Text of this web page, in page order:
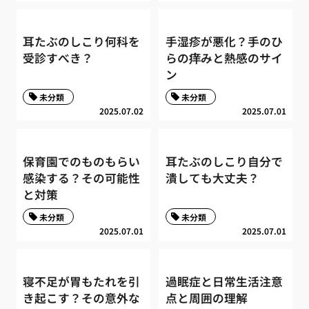
耳たぶのしこり何科を
受診すべき？
2025.07.02
未分類
手湿疹が悪化？手のひ
らの痒みと熱感のサイ
ン
2025.07.01
未分類
保育園でのものもらい
感染する？その可能性
と対策
2025.07.01
未分類
耳たぶのしこり自分で
潰しても大丈夫？
2025.07.01
未分類
寝不足が胃もたれを引
き起こす？その意外な
過眠症と日常生活注意
点と周囲の理解